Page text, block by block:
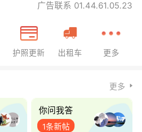
广告联系 01.44.61.05.23
护照更新 出租车 更多
更多
你问我答
1条新帖